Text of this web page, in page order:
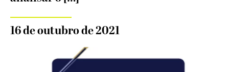
16 de outubro de 2021